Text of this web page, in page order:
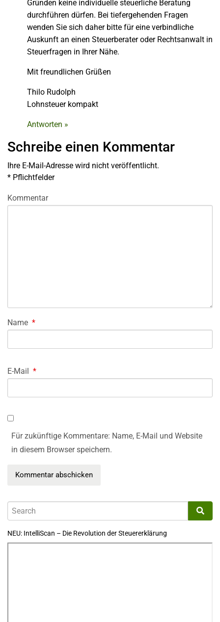
Gründen keine individuelle steuerliche Beratung
durchführen dürfen. Bei tiefergehenden Fragen
wenden Sie sich daher bitte für eine verbindliche
Auskunft an einen Steuerberater oder Rechtsanwalt in
Steuerfragen in Ihrer Nähe.
Mit freundlichen Grüßen
Thilo Rudolph
Lohnsteuer kompakt
Antworten »
Schreibe einen Kommentar
Ihre E-Mail-Adresse wird nicht veröffentlicht.
* Pflichtfelder
Kommentar
Name *
E-Mail *
Für zukünftige Kommentare: Name, E-Mail und Website
in diesem Browser speichern.
NEU: IntelliScan – Die Revolution der Steuererklärung